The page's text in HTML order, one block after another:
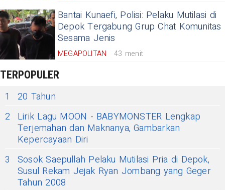
Bantai Kunaefi, Polisi: Pelaku Mutilasi di
Depok Tergabung Grup Chat Komunitas
Sesama Jenis
MEGAPOLITAN 43 menit
TERPOPULER
1
20 Tahun
2
Lirik Lagu MOON - BABYMONSTER Lengkap
Terjemahan dan Maknanya, Gambarkan
Kepercayaan Diri
3
Sosok Saepullah Pelaku Mutilasi Pria di Depok,
Susul Rekam Jejak Ryan Jombang yang Geger
Tahun 2008